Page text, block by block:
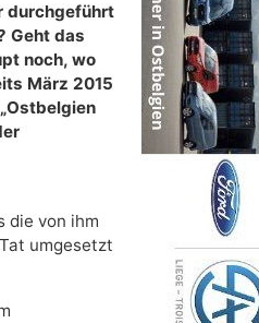
durchgeführt
Geht das
noch, wo
März 2015
die von ihm
umgesetzt